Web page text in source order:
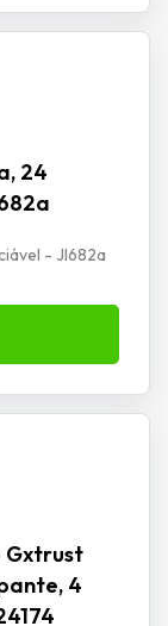
24
- Jl682a
Gxtrust
4